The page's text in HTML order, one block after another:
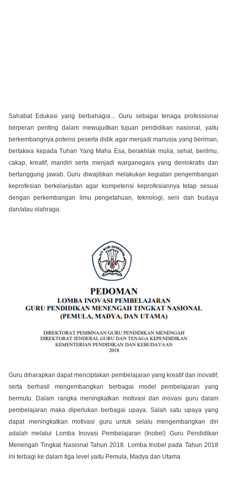
Sahabat Edukasi yang berbahagia... Guru sebagai tenaga professional
berperan penting dalam mewujudkan tujuan pendidikan nasional, yaitu
berkembangnya potensi peserta didik agar menjadi manusia yang beriman,
bertakwa kepada Tuhan Yang Maha Esa, berakhlak mulia, sehat, berilmu,
cakap, kreatif, mandiri serta menjadi warganegara yang demokratis dan
bertanggung jawab. Guru diwajibkan melakukan kegiatan pengembangan
keprofesian berkelanjutan agar kompetensi keprofesiannya tetap sesuai
dengan perkembangan ilmu pengetahuan, teknologi, seni dan budaya
dan/atau olahraga.
Guru diharapkan dapat menciptakan pembelajaran yang kreatif dan inovatif,
serta berhasil mengembangkan berbagai model pembelajaran yang
bermutu. Dalam rangka meningkatkan motivasi dan inovasi guru dalam
pembelajaran maka diperlukan berbagai upaya. Salah satu upaya yang
dapat meningkatkan motivasi guru untuk selalu mengembangkan diri
adalah melalui Lomba Inovasi Pembelajaran (Inobel) Guru Pendidikan
Menengah Tingkat Nasional Tahun 2018. Lomba Inobel pada Tahun 2018
ini terbagi ke dalam tiga level yaitu Pemula, Madya dan Utama.